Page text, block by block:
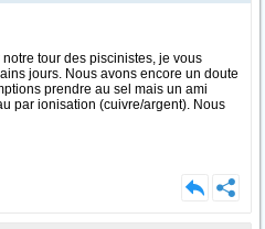
tour des piscinistes, je vous
jours. Nous avons encore un doute
prendre au sel mais un ami
par ionisation (cuivre/argent). Nous